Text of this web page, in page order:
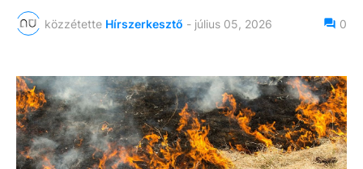
közzétette Hírszerkesztő - július 05, 2026 0